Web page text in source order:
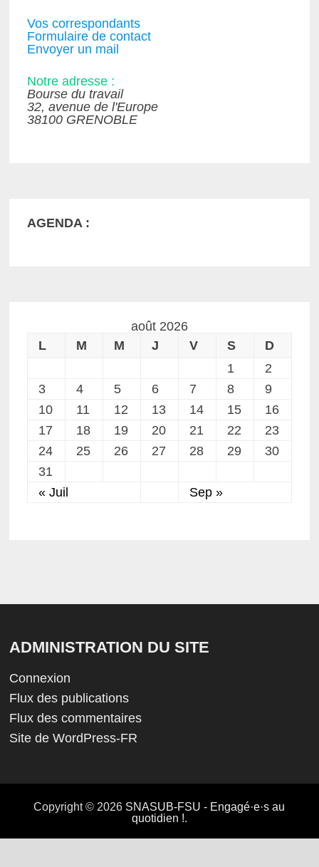
Vos correspondants
Formulaire de contact
Envoyer un mail
Notre adresse :
Bourse du travail
32, avenue de l'Europe
38100 GRENOBLE
AGENDA :
août 2026
L
M M J V S
D
1
2
3
4 5 6 7 8
9
10
11 12 13 14 15
16
17
18 19 20 21 22
23
24
25 26 27 28 29
30
31
« Juil
Sep »
ADMINISTRATION DU SITE
Connexion
Flux des publications
Flux des commentaires
Site de WordPress-FR
Copyright © 2026 SNASUB-FSU - Engagé·e·s au
quotidien !.